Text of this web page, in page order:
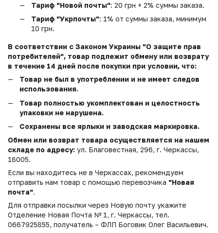
Тариф "Новой почты": 20 грн + 2% суммы заказа.
Тариф "Укрпочты": 1% от суммы заказа, минимум
10 грн.
В соответствии с Законом Украины "О защите прав
потребителей", товар подлежит обмену или возврату
в течение 14 дней после покупки при условии, что:
Товар не был в употреблении и не имеет следов
использования.
Товар полностью укомплектован и целостность
упаковки не нарушена.
Сохранены все ярлыки и заводская маркировка.
Обмен или возврат товара осуществляется на нашем
складе по адресу: ул. Благовестная, 296, г. Черкассы,
18005.
Если вы находитесь не в Черкассах, рекомендуем
отправить нам товар с помощью перевозчика "Новая
почта".
Для отправки посылки через Новую почту укажите
Отделение Новая Почта № 1, г. Черкассы, тел.
0667925855, получатель – ФЛП Боговик Олег Васильевич.